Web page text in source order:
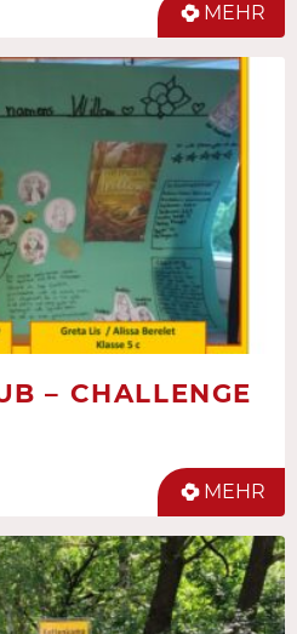
MEHR
– CHALLENGE
MEHR